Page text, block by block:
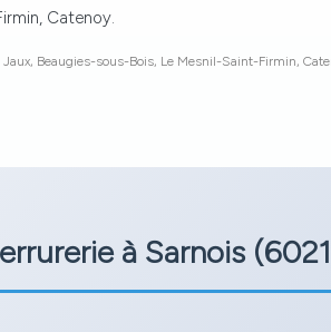
Catenoy.
Beaugies-sous-Bois, Le Mesnil-Saint-Firmin,
à Sarnois